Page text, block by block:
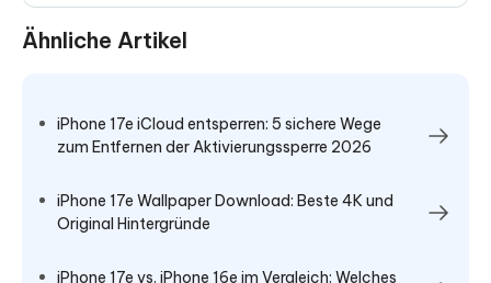
Ähnliche Artikel
iPhone 17e iCloud entsperren: 5 sichere Wege
zum Entfernen der Aktivierungssperre 2026
iPhone 17e Wallpaper Download: Beste 4K und
Original Hintergründe
iPhone 17e vs. iPhone 16e im Vergleich: Welches